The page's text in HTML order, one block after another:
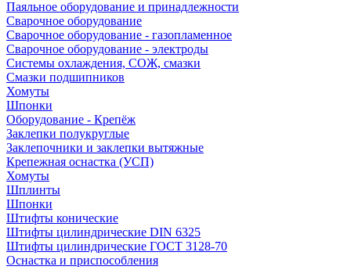
Паяльное оборудование и принадлежности
Сварочное оборудование
Сварочное оборудование - газопламенное
Сварочное оборудование - электроды
Системы охлаждения, СОЖ, смазки
Смазки подшипников
Хомуты
Шпонки
Оборудование - Крепёж
Заклепки полукруглые
Заклепочники и заклепки вытяжные
Крепежная оснастка (УСП)
Хомуты
Шплинты
Шпонки
Штифты конические
Штифты цилиндрические DIN 6325
Штифты цилиндрические ГОСТ 3128-70
Оснастка и приспособления